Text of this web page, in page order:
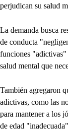
perjudican su salud
La demanda busca
de conducta
funciones "adictivas"
salud mental que
También agregaron
adictivas, como las
para mantener a los
de edad